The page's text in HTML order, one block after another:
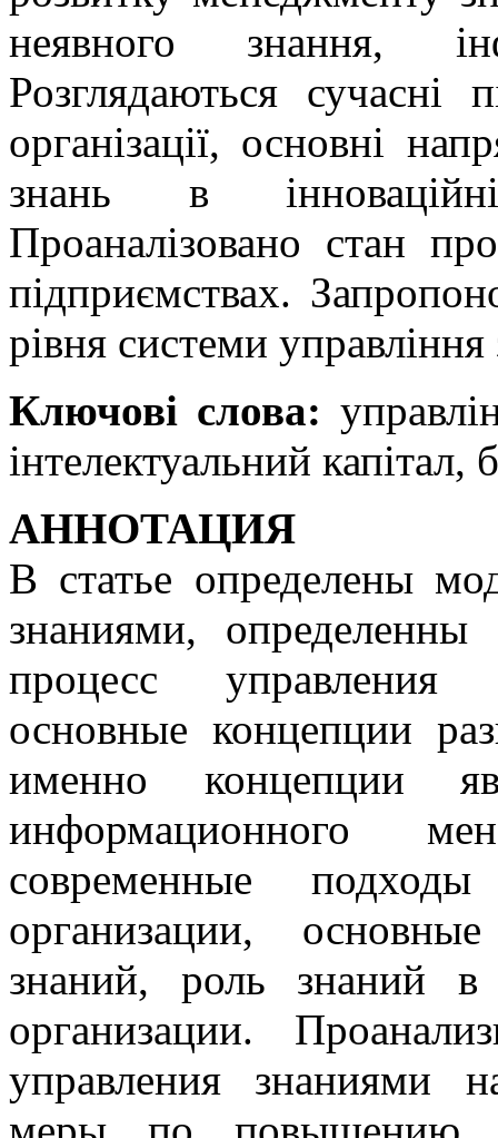
неявного знання,
Розглядаються сучасні
організації, основні
знань в
Проаналізовано стан
підприємствах.
рівня системи
Ключові слова:
інтелектуальний
АННОТАЦИЯ
В статье определены
знаниями,
процесс управления
основные концепции
именно концепции
информационного
современные
организации,
знаний, роль знаний в
организации.
управления знаниями